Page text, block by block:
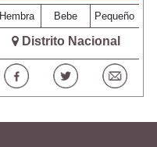
Hembra Bebe Pequeño
Distrito Nacional